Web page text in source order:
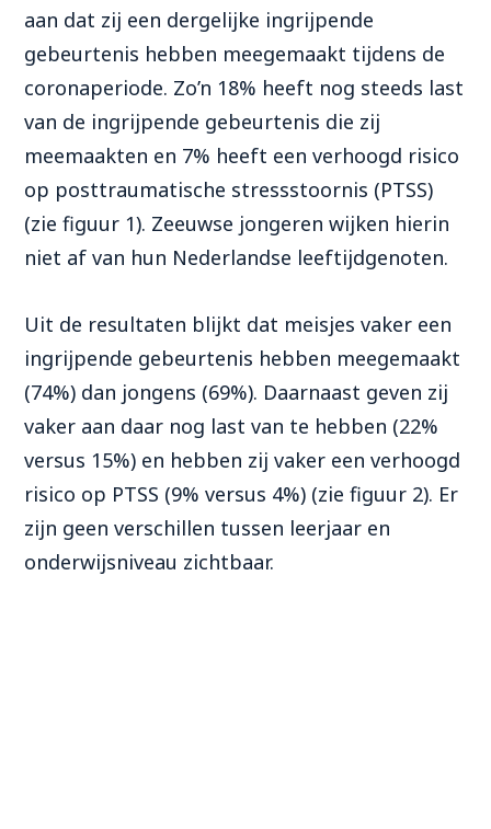
aan dat zij een dergelijke ingrijpende
gebeurtenis hebben meegemaakt tijdens de
coronaperiode. Zo’n 18% heeft nog steeds last
van de ingrijpende gebeurtenis die zij
meemaakten en 7% heeft een verhoogd risico
op posttraumatische stressstoornis (PTSS)
(zie figuur 1). Zeeuwse jongeren wijken hierin
niet af van hun Nederlandse leeftijdgenoten.
Uit de resultaten blijkt dat meisjes vaker een
ingrijpende gebeurtenis hebben meegemaakt
(74%) dan jongens (69%). Daarnaast geven zij
vaker aan daar nog last van te hebben (22%
versus 15%) en hebben zij vaker een verhoogd
risico op PTSS (9% versus 4%) (zie figuur 2). Er
zijn geen verschillen tussen leerjaar en
onderwijsniveau zichtbaar.